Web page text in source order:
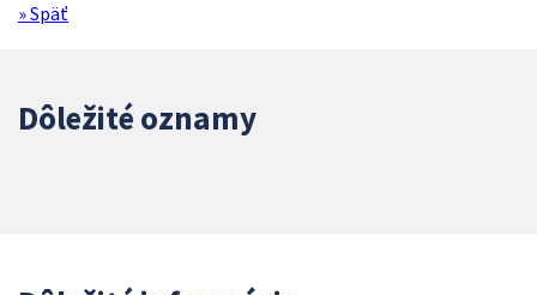
» Späť
Dôležité oznamy